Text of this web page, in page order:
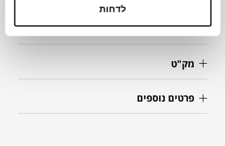
לדחות
מידע על חומרים
מק"ט
פרטים נוספים